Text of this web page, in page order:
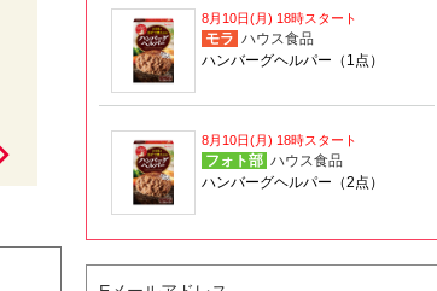
8月10日(月) 18時スタート
モラ ハウス食品
ハンバーグヘルパー（1点）
8月10日(月) 18時スタート
フォト部 ハウス食品
ハンバーグヘルパー（2点）